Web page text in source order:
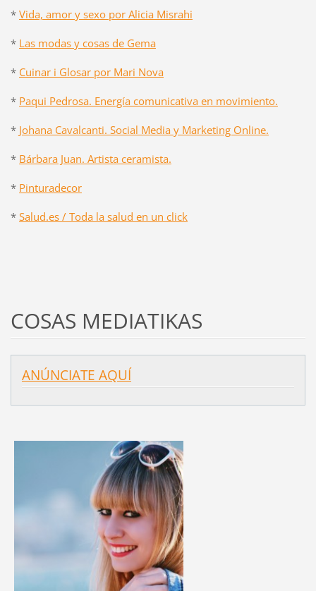
* Vida, amor y sexo por Alicia Misrahi
* Las modas y cosas de Gema
* Cuinar i Glosar por Mari Nova
* Paqui Pedrosa. Energía comunicativa en movimiento.
* Johana Cavalcanti. Social Media y Marketing Online.
* Bárbara Juan. Artista ceramista.
* Pinturadecor
* Salud.es / Toda la salud en un click
COSAS MEDIATIKAS
ANÚNCIATE AQUÍ